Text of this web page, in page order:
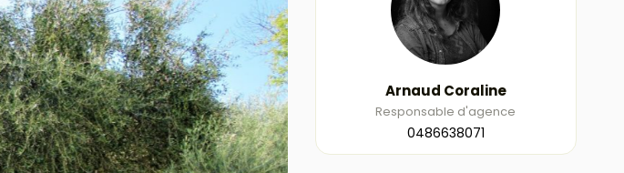
Arnaud Coraline
Responsable d'agence
0486638071